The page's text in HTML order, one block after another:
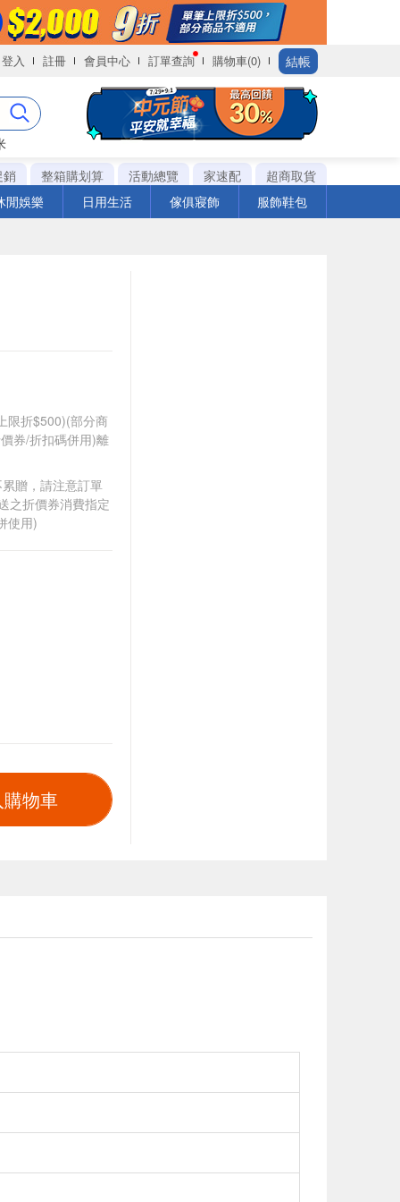
登入 註冊 會員中心 訂單查詢 購物車(0) 結帳
銷
整箱購划算 活動總覽 家速配
超商取貨
閒娛樂
日用生活 傢俱寢飾 服飾鞋包
限折$500)(部分商
券/折扣碼併用)離
贈，請注意訂單
之折價券消費指定
使用)
物車